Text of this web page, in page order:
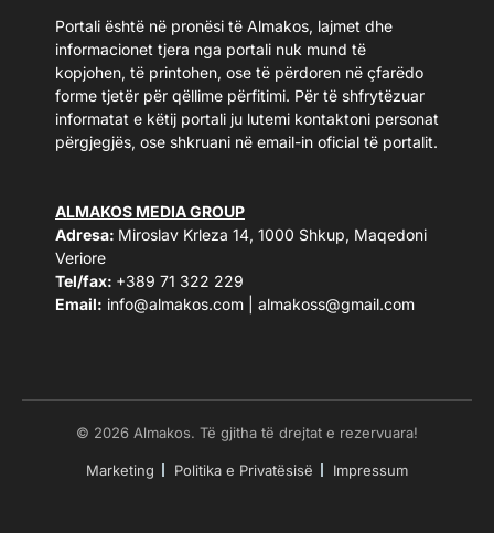
Portali është në pronësi të Almakos, lajmet dhe
informacionet tjera nga portali nuk mund të
kopjohen, të printohen, ose të përdoren në çfarëdo
forme tjetër për qëllime përfitimi. Për të shfrytëzuar
informatat e këtij portali ju lutemi kontaktoni personat
përgjegjës, ose shkruani në email-in oficial të portalit.
ALMAKOS MEDIA GROUP
Adresa: Miroslav Krleza 14, 1000 Shkup, Maqedoni
Veriore
Tel/fax: +389 71 322 229
Email: info@almakos.com almakoss@gmail.com
© 2026 Almakos. Të gjitha të drejtat e rezervuara!
Marketing Politika e Privatësisë Impressum